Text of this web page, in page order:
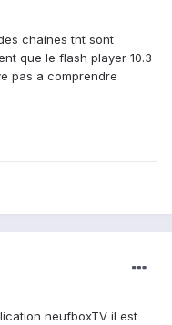
chaines tnt sont
que le flash player 10.3
pas a comprendre
neufboxTV il est